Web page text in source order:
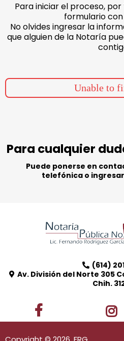
Para iniciar el proceso,
formulario
No olvides ingresar la
que alguien de la Notaría
Unable to
Para cualquier
Puede ponerse en
telefónica o
(614)
Av. División del Norte 305
Chih.